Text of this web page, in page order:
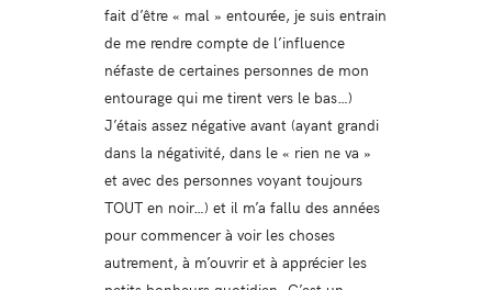
fait d’être « mal » entourée, je suis entrain
de me rendre compte de l’influence
néfaste de certaines personnes de mon
entourage qui me tirent vers le bas…)
J’étais assez négative avant (ayant grandi
dans la négativité, dans le « rien ne va »
et avec des personnes voyant toujours
TOUT en noir…) et il m’a fallu des années
pour commencer à voir les choses
autrement, à m’ouvrir et à apprécier les